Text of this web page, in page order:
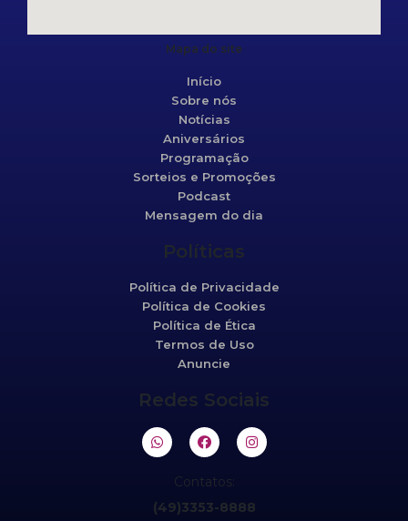
Mapa do site
Início
Sobre nós
Notícias
Aniversários
Programação
Sorteios e Promoções
Podcast
Mensagem do dia
Políticas
Política de Privacidade
Política de Cookies
Política de Ética
Termos de Uso
Anuncie
Redes Sociais
Contatos:
(49)3353-8888